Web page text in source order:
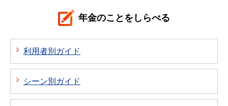
年金のことをしらべる
利用者別ガイド
シーン別ガイド